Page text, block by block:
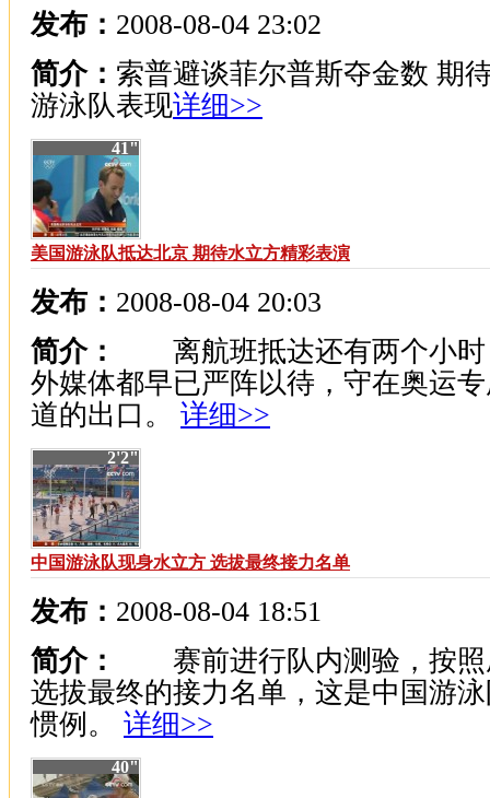
发布： 2008-08-04 23:02
简介： 索普避谈菲尔普斯夺金数 期
游泳队表现详细>>
41"
美国游泳队抵达北京 期待水立方精彩表演
发布： 2008-08-04 20:03
简介：
离航班抵达还有两个小时
外媒体都早已严阵以待，守在奥运
道的出口。 详细>>
2'2"
中国游泳队现身水立方 选拔最终接力名单
发布： 2008-08-04 18:51
简介：
赛前进行队内测验，按照
选拔最终的接力名单，这是中国游
惯例。 详细>>
40"